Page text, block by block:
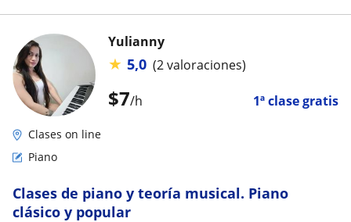
$7/h 1ª clase gratis
Yulianny
★ 5,0 (2 valoraciones)
Clases on line
Piano
Clases de piano y teoría musical. Piano
clásico y popular